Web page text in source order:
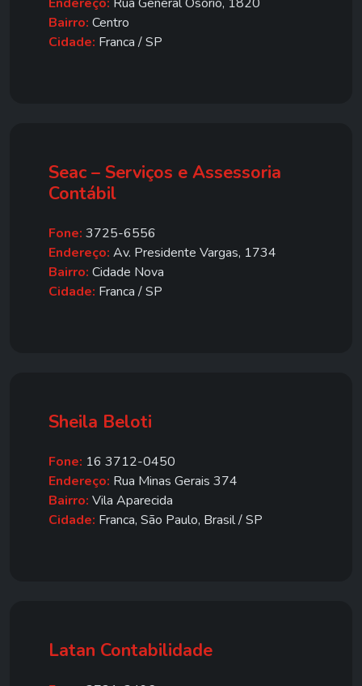
Bairro: Centro
Cidade: Franca / SP
Seac – Serviços e Assessoria
Contábil
Fone: 3725-6556
Endereço: Av. Presidente Vargas, 1734
Bairro: Cidade Nova
Cidade: Franca / SP
Sheila Beloti
Fone: 16 3712-0450
Endereço: Rua Minas Gerais 374
Bairro: Vila Aparecida
Cidade: Franca, São Paulo, Brasil / SP
Latan Contabilidade